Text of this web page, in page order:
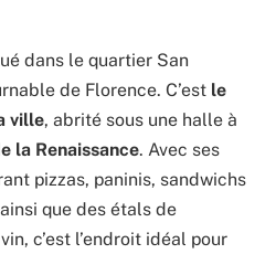
dans le quartier San
de Florence. C’est le
ville, abrité sous une halle à
la Renaissance. Avec ses
pizzas, paninis, sandwichs
que des étals de
c’est l’endroit idéal pour